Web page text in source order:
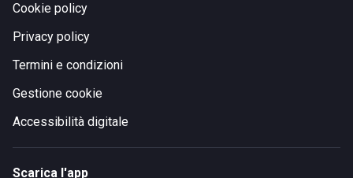
Cookie policy
Privacy policy
Termini e condizioni
Gestione cookie
Accessibilità digitale
Scarica l'app